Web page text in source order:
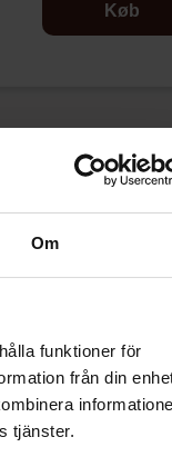
Om
funktioner för
från din
tjänster.
Køb